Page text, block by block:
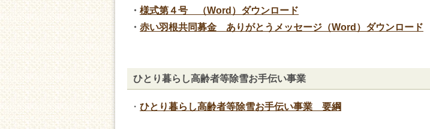
・ 様式第４号 （Word）ダウンロード
・ 赤い羽根共同募金 ありがとうメッセージ（Word）ダウンロード
ひとり暮らし高齢者等除雪お手伝い事業
・ ひとり暮らし高齢者等除雪お手伝い事業 要綱